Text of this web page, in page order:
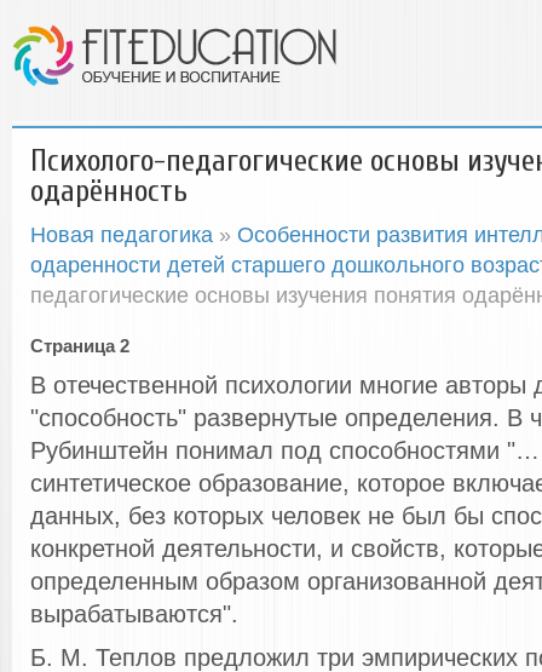
Психолого-педагогические основы
одарённость
Новая педагогика » Особенности развития
одаренности детей старшего дошкольного
педагогические основы изучения понятия
Страница 2
В отечественной психологии многие авторы
"способность" развернутые определения. В
Рубинштейн понимал под способностями
синтетическое образование, которое
данных, без которых человек не был бы
конкретной деятельности, и свойств,
определенным образом организованной
вырабатываются".
Б. М. Теплов предложил три эмпирических